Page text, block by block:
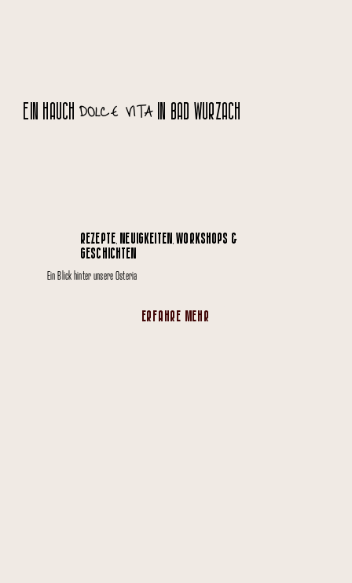
EIN HAUCH DOLCE VITA IN BAD WURZACH
Ein Blick hinter unsere Osteria
REZEPTE, NEUIGKEITEN, WORKSHOPS &
GESCHICHTEN
ERFAHRE MEHR